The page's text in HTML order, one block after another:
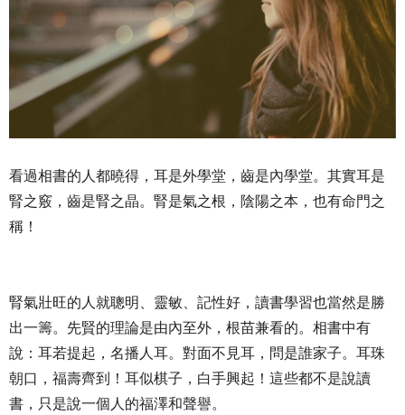
看過相書的人都曉得，耳是外學堂，齒是內學堂。其實耳是
腎之竅，齒是腎之晶。腎是氣之根，陰陽之本，也有命門之
稱！
腎氣壯旺的人就聰明、靈敏、記性好，讀書學習也當然是勝
出一籌。先賢的理論是由內至外，根苗兼看的。相書中有
說：耳若提起，名播人耳。對面不見耳，問是誰家子。耳珠
朝口，福壽齊到！耳似棋子，白手興起！這些都不是說讀
書，只是說一個人的福澤和聲譽。